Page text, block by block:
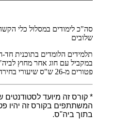
שלובים
תלמידים הלומדים בתוכנית
במקביל עם חוג אחר מחוץ
פטורים מ-26 ש"ס שיעורי בחירה.
* קורס זה מיועד לסטודנטים
בתוך ביה"ס.